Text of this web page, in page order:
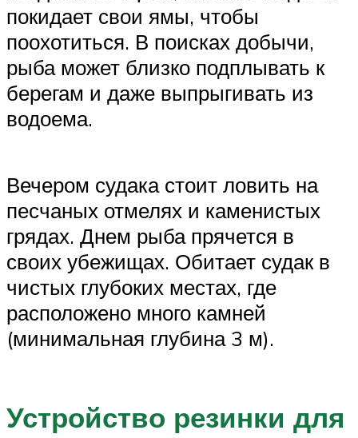
покидает свои ямы, чтобы
поохотиться. В поисках добычи,
рыба может близко подплывать к
берегам и даже выпрыгивать из
водоема.
Вечером судака стоит ловить на
песчаных отмелях и каменистых
грядах. Днем рыба прячется в
своих убежищах. Обитает судак в
чистых глубоких местах, где
расположено много камней
(минимальная глубина 3 м).
Устройство резинки для